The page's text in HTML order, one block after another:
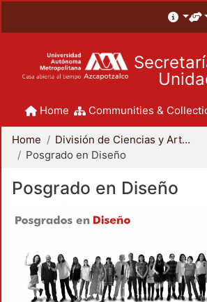
Home Communities &
Home
División de Ciencias y Artes para el Diseño
Posgrado en Diseño
Posgrado en Diseño